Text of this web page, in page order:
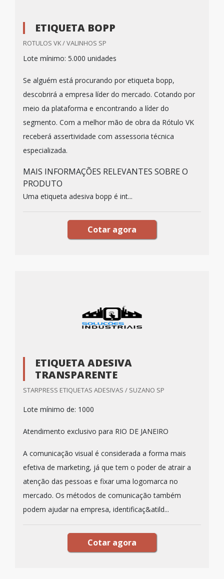
ETIQUETA BOPP
ROTULOS VK / VALINHOS SP
Lote mínimo: 5.000 unidades
Se alguém está procurando por etiqueta bopp,
descobrirá a empresa líder do mercado. Cotando por
meio da plataforma e encontrando a líder do
segmento. Com a melhor mão de obra da Rótulo VK
receberá assertividade com assessoria técnica
especializada.
MAIS INFORMAÇÕES RELEVANTES SOBRE O
PRODUTO
Uma etiqueta adesiva bopp é int...
Cotar agora
ETIQUETA ADESIVA
TRANSPARENTE
STARPRESS ETIQUETAS ADESIVAS / SUZANO SP
Lote mínimo de: 1000
Atendimento exclusivo para RIO DE JANEIRO
A comunicação visual é considerada a forma mais
efetiva de marketing, já que tem o poder de atrair a
atenção das pessoas e fixar uma logomarca no
mercado. Os métodos de comunicação também
podem ajudar na empresa, identificaç&atild...
Cotar agora